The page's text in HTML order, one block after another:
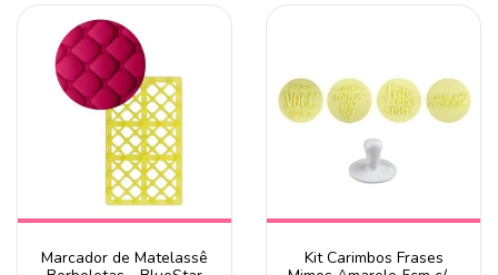
Marcador de Matelassê
Kit Carimbos Frases